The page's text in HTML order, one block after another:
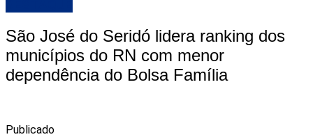
São José do Seridó lidera ranking dos
municípios do RN com menor
dependência do Bolsa Família
Publicado